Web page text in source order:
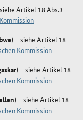
Artikel 18 Abs.3
) – siehe Artikel 18
Kommission
) – siehe Artikel 18
Kommission
) – siehe Artikel 18
Kommission